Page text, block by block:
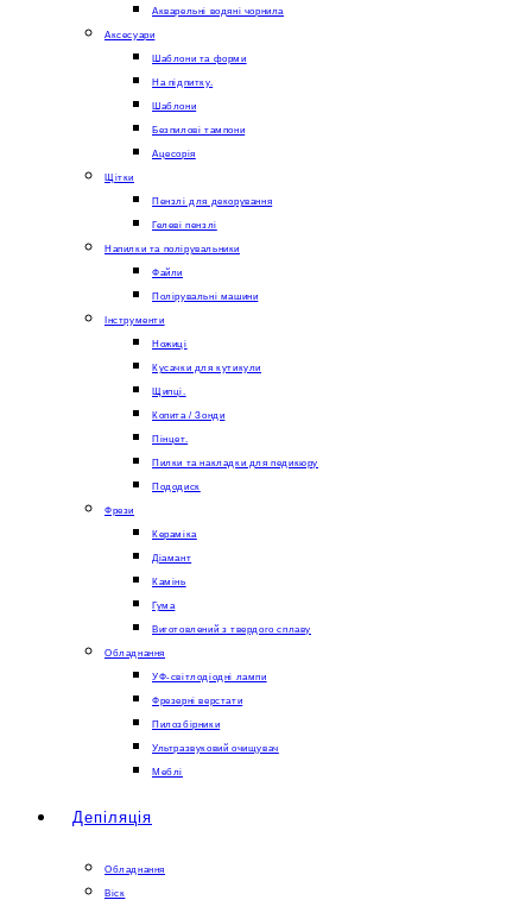
Акварельні водяні чорнила
Аксесуари
Шаблони та форми
На підпитку.
Шаблони
Безпилові тампони
Ацесорія
Щітки
Пензлі для декорування
Гелеві пензлі
Напилки та полірувальники
Файли
Полірувальні машини
Інструменти
Ножиці
Кусачки для кутикули
Щипці.
Копита / Зонди
Пінцет.
Пилки та накладки для педикюру
Пододиск
Фрези
Кераміка
Діамант
Камінь
Гума
Виготовлений з твердого сплаву
Обладнання
УФ-світлодіодні лампи
Фрезерні верстати
Пилозбірники
Ультразвуковий очищувач
Меблі
Депіляція
Обладнання
Віск